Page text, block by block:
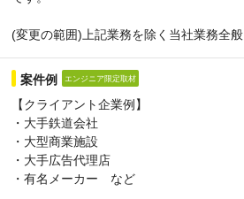
(変更の範囲)上記業務を除く当社業務全般
案件例 エンジニア限定取材
【クライアント企業例】
・大手鉄道会社
・大型商業施設
・大手広告代理店
・有名メーカー など